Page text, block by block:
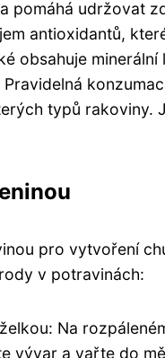
pomáhá udržovat
antioxidantů,
obsahuje
typů rakoviny.
pro vytvoření
v potravinách:
Na
vývar a vařte do